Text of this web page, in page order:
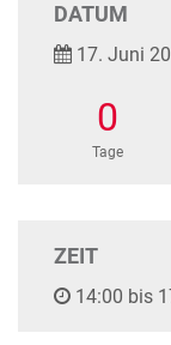
DATUM
17. Juni
0
Tage
ZEIT
14:00 bis